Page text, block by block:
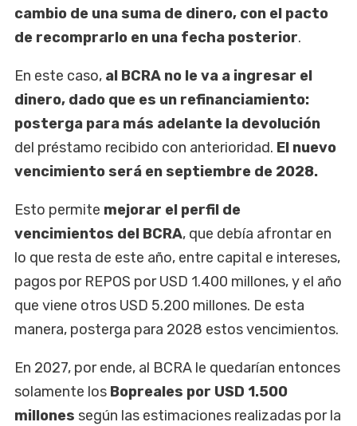
cambio de una suma de dinero, con el pacto
de recomprarlo en una fecha posterior.
En este caso, al BCRA no le va a ingresar el
dinero, dado que es un refinanciamiento:
posterga para más adelante la devolución
del préstamo recibido con anterioridad. El nuevo
vencimiento será en septiembre de 2028.
Esto permite mejorar el perfil de
vencimientos del BCRA, que debía afrontar en
lo que resta de este año, entre capital e intereses,
pagos por REPOS por USD 1.400 millones, y el año
que viene otros USD 5.200 millones. De esta
manera, posterga para 2028 estos vencimientos.
En 2027, por ende, al BCRA le quedarían entonces
solamente los Bopreales por USD 1.500
millones según las estimaciones realizadas por la